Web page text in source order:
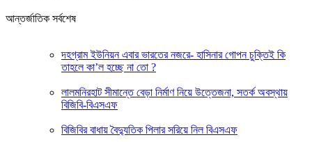
আন্তর্জাতিক সর্বশেষ
দহগ্রাম ইউনিয়ন এবার ভারতের নজরে- হাসিনার গোপন চুক্তিই কি
তাহলে কা’ল হচ্ছে না তো ?
লালমনিরহাট সীমান্তে বেড়া নির্মাণ নিয়ে উত্তেজনা, সতর্ক অবস্থায়
বিজিবি-বিএসএফ
বিজিবির বাধায় বৈদ্যুতিক পিলার সরিয়ে নিল বিএসএফ